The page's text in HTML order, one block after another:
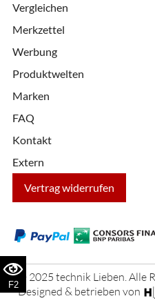
F2
Vergleichen
Merkzettel
Werbung
Produktwelten
Marken
FAQ
Kontakt
Extern
Vertrag widerrufen
© 2025 technik Lieben. Alle
Designed & betrieben von